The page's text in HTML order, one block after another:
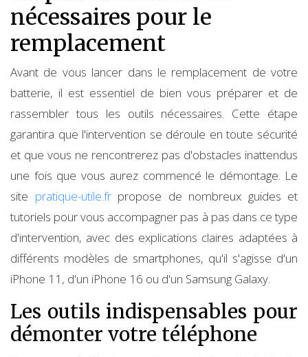
nécessaires pour le
remplacement
Avant de vous lancer dans le remplacement de votre
batterie, il est essentiel de bien vous préparer et de
rassembler tous les outils nécessaires. Cette étape
garantira que l'intervention se déroule en toute sécurité
et que vous ne rencontrerez pas d'obstacles inattendus
une fois que vous aurez commencé le démontage. Le
site pratique-utile.frpropose de nombreux guides et
tutoriels pour vous accompagner pas à pas dans ce type
d'intervention, avec des explications claires adaptées à
différents modèles de smartphones, qu'il s'agisse d'un
iPhone 11, d'un iPhone 16 ou d'un Samsung Galaxy.
Les outils indispensables pour
démonter votre téléphone